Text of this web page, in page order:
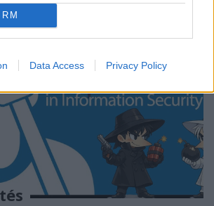
Data Access Privacy Policy